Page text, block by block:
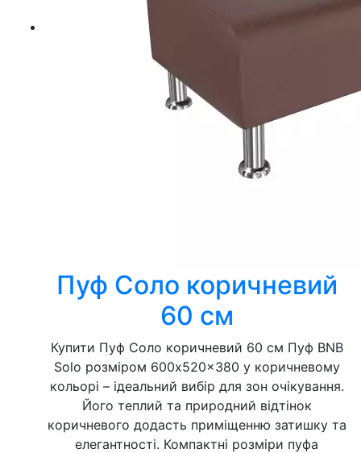
Пуф Соло коричневий
60 см
Купити Пуф Соло коричневий 60 см Пуф BNB
Solo розміром 600x520x380 у коричневому
кольорі – ідеальний вибір для зон очікування.
Його теплий та природний відтінок
коричневого додасть приміщенню затишку та
елегантності. Компактні розміри пуфа